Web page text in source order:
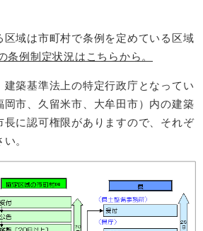
域は市町村で条例を定めている区域
条例制定状況はこちらから。
築基準法上の特定行政庁となってい
岡市、久留米市、大牟田市）内の建築
長に認可権限がありますので、それぞ
。